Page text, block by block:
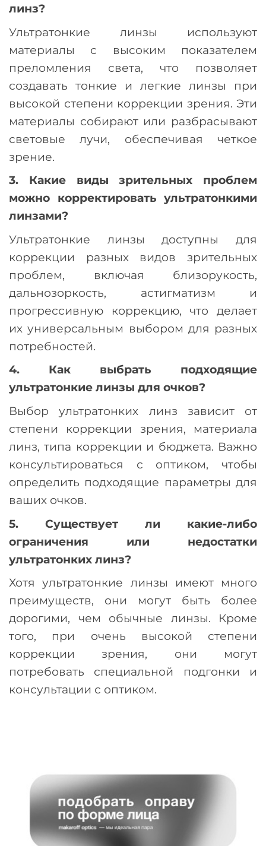
линз?
Ультратонкие линзы используют
материалы с высоким показателем
преломления света, что позволяет
создавать тонкие и легкие линзы при
высокой степени коррекции зрения. Эти
материалы собирают или разбрасывают
световые лучи, обеспечивая четкое
зрение.
3. Какие виды зрительных проблем
можно корректировать ультратонкими
линзами?
Ультратонкие линзы доступны для
коррекции разных видов зрительных
проблем, включая близорукость,
дальнозоркость, астигматизм и
прогрессивную коррекцию, что делает
их универсальным выбором для разных
потребностей.
4. Как выбрать подходящие
ультратонкие линзы для очков?
Выбор ультратонких линз зависит от
степени коррекции зрения, материала
линз, типа коррекции и бюджета. Важно
консультироваться с оптиком, чтобы
определить подходящие параметры для
ваших очков.
5. Существует ли какие-либо
ограничения или недостатки
ультратонких линз?
Хотя ультратонкие линзы имеют много
преимуществ, они могут быть более
дорогими, чем обычные линзы. Кроме
того, при очень высокой степени
коррекции зрения, они могут
потребовать специальной подгонки и
консультации с оптиком.